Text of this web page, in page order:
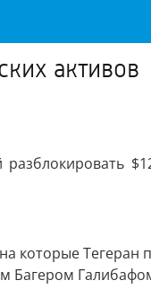
активов
которые
Багером